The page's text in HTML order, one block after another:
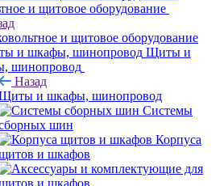
и щитовое оборудование
и щитовое оборудование
Щиты и
шинопровод
Назад
и шкафы, шинопровод
Системы
шин
Корпуса
и шкафов